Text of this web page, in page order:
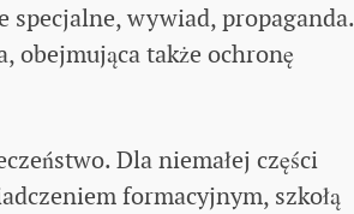
specjalne, wywiad, propaganda.
obejmująca także ochronę
Dla niemałej części
formacyjnym, szkołą